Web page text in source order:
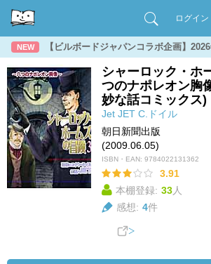
ログイン
NEW 【ビルボードジャパンコラボ企画】
シャーロック・ホ
つのナポレオン胸
妙な話コミックス)
Jet JET C.ドイル
朝日新聞出版
(2009.06.05)
ISBN・EAN: 9784022131362
3.91
本棚登録: 33人
感想: 4件